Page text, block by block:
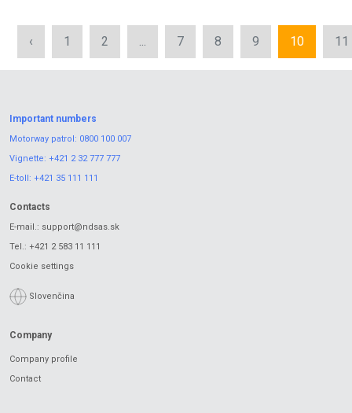
‹ 1 2 ... 7 8 9 10 11
Important numbers
Motorway patrol: 0800 100 007
Vignette: +421 2 32 777 777
E-toll: +421 35 111 111
Contacts
E-mail.: support@ndsas.sk
Tel.: +421 2 583 11 111
Cookie settings
Slovenčina
Company
Company profile
Contact